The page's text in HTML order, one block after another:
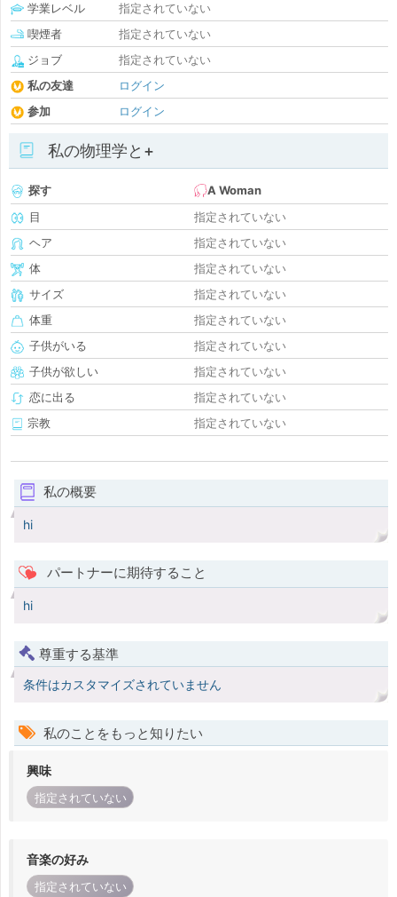
学業レベル
指定されていない
喫煙者
指定されていない
ジョブ
指定されていない
私の友達
ログイン
参加
ログイン
私の物理学と+
探す
A Woman
目
指定されていない
ヘア
指定されていない
体
指定されていない
サイズ
指定されていない
体重
指定されていない
子供がいる
指定されていない
子供が欲しい
指定されていない
恋に出る
指定されていない
宗教
指定されていない
私の概要
hi
パートナーに期待すること
hi
尊重する基準
条件はカスタマイズされていません
私のことをもっと知りたい
興味
指定されていない
音楽の好み
指定されていない